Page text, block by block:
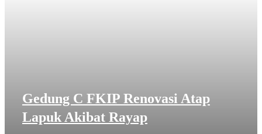
Gedung C FKIP Renovasi Atap
Lapuk Akibat Rayap